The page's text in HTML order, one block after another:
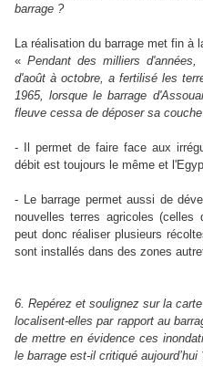
barrage ?
La réalisation du barrage met fin à
«Pendant des milliers
d'août à octobre, a fertilisé les
1965, lorsque le barrage
fleuve cessa de déposer sa
-
Il permet de faire face aux
débit est toujours le même et
- Le barrage permet aussi de
nouvelles terres agricoles
peut donc réaliser plusieurs
sont installés dans des zones
6. Repérez et soulignez sur la
localisent-elles par rapport au
de mettre en évidence ces
le barrage est-il critiqué aujourd’hui